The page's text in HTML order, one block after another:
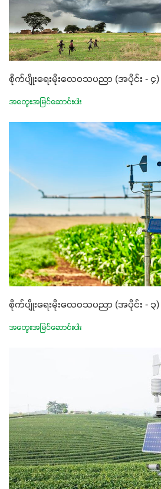
စိုက်ပျိုးရေးမိုးလေဝသပညာ (အပိုင်း - ၄)
အတွေးအမြင်ဆောင်းပါး
စိုက်ပျိုးရေးမိုးလေဝသပညာ (အပိုင်း - ၃)
အတွေးအမြင်ဆောင်းပါး